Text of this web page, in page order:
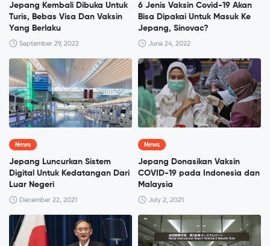
Jepang Kembali Dibuka Untuk
Turis, Bebas Visa Dan Vaksin
Yang Berlaku
September 29, 2022
6 Jenis Vaksin Covid-19 Akan
Bisa Dipakai Untuk Masuk Ke
Jepang, Sinovac?
June 24, 2022
News
Jepang Luncurkan Sistem
Digital Untuk Kedatangan Dari
Luar Negeri
December 22, 2021
News
Jepang Donasikan Vaksin
COVID-19 pada Indonesia dan
Malaysia
July 2, 2021